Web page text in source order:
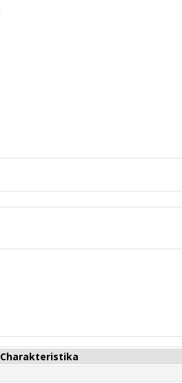
Charakteristika